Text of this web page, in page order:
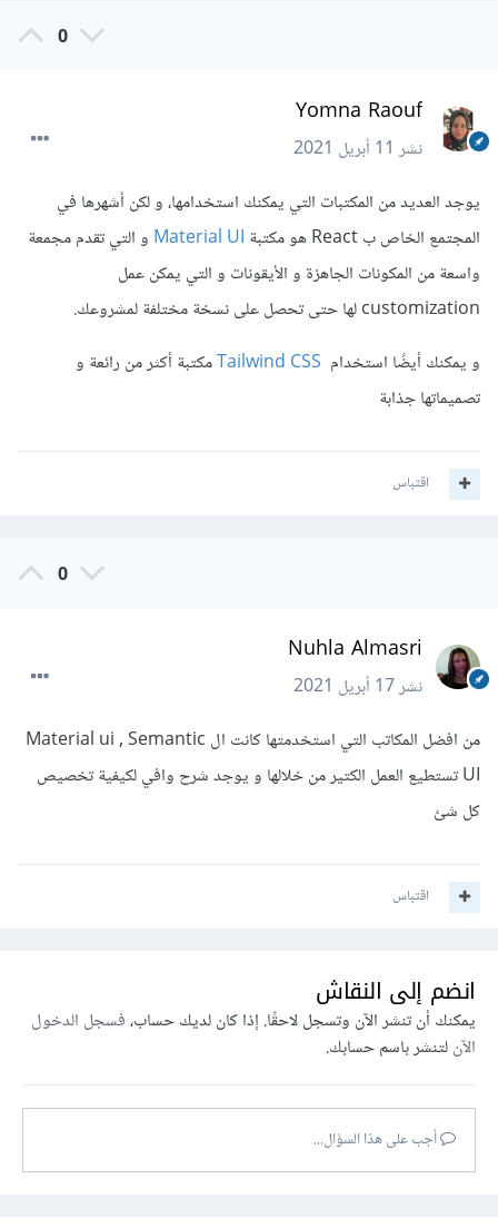
0
Yomna Raouf
نشر11 أبريل 2021
يوجد العديد من المكتبات التي يمكنك استخدامها، و لكن أشهرها في
المجتمع الخاص ب React هو مكتبة
Material UIو التي تقدم مجمعة
واسعة من المكونات الجاهزة و الأيقونات و التي يمكن عمل
customization لها حتى تحصل على نسخة مختلفة لمشروعك.
و يمكنك أيضًا استخدام Tailwind CSSمكتبة أكثر من رائعة و
تصميماتها جذابة
اقتباس
0
Nuhla Almasri
نشر17 أبريل 2021
من افضل المكاتب التي استخدمتها كانت ال Material ui , Semantic
UI تستطيع العمل الكتير من خلالها و يوجد شرح وافي لكيفية تخصيص
كل شئ
اقتباس
انضم إلى النقاش
يمكنك أن تنشر الآن وتسجل لاحقًا. إذا كان لديك حساب،فسجل الدخول
الآنلتنشر باسم حسابك.
أجب على هذا السؤال...